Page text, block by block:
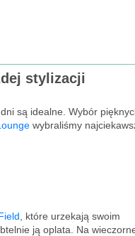
stylizacji
są idealne. Wybór
wybraliśmy
, które urzekają swoim
ją oplata. Na